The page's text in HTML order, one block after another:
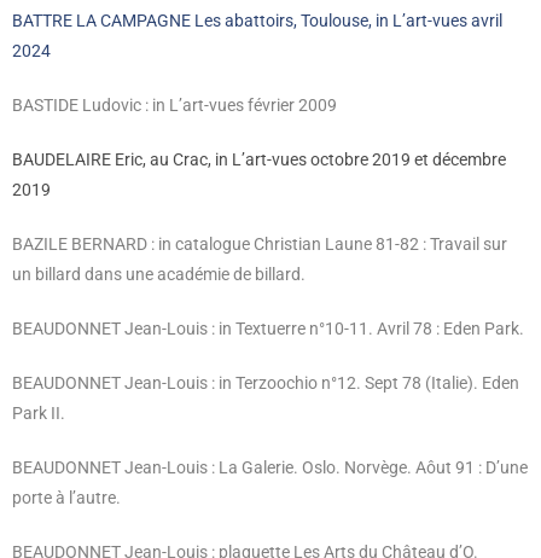
BATTRE LA CAMPAGNE Les abattoirs, Toulouse, in L’art-vues avril
2024
BASTIDE Ludovic : in L’art-vues février 2009
BAUDELAIRE Eric, au Crac, in L’art-vues octobre 2019 et décembre
2019
BAZILE BERNARD : in catalogue Christian Laune 81-82 : Travail sur
un billard dans une académie de billard.
BEAUDONNET Jean-Louis : in Textuerre n°10-11. Avril 78 : Eden Park.
BEAUDONNET Jean-Louis : in Terzoochio n°12. Sept 78 (Italie). Eden
Park II.
BEAUDONNET Jean-Louis : La Galerie. Oslo. Norvège. Aôut 91 : D’une
porte à l’autre.
BEAUDONNET Jean-Louis : plaquette Les Arts du Château d’O.